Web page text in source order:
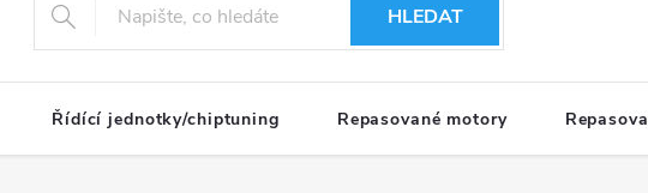
HLEDAT
Řídící jednotky/chiptuning Repasované motory